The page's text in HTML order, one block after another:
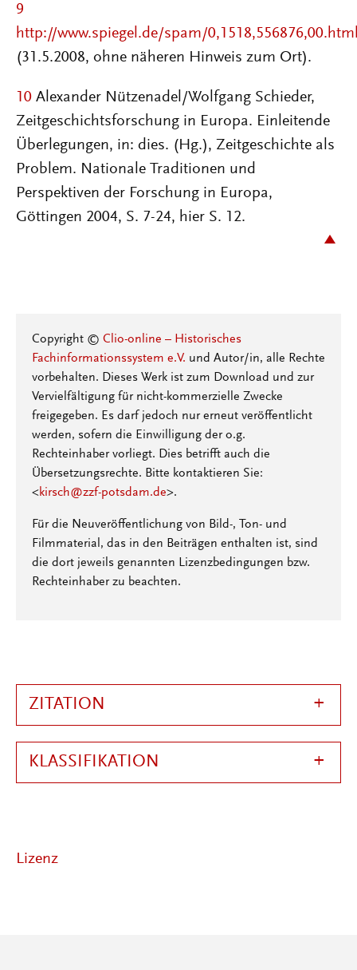
9
http://www.spiegel.de/spam/
(31.5.2008, ohne näheren Hinweis zum Ort).
10 Alexander Nützenadel/Wolfgang Schieder,
Zeitgeschichtsforschung in Europa. Einleitende
Überlegungen, in: dies. (Hg.), Zeitgeschichte als
Problem. Nationale Traditionen und
Perspektiven der Forschung in Europa,
Göttingen 2004, S. 7-24, hier S. 12.
Copyright © Clio-online – Historisches
Fachinformationssystem e.V. und Autor/in, alle Rechte
vorbehalten. Dieses Werk ist zum Download und zur
Vervielfältigung für nicht-kommerzielle Zwecke
freigegeben. Es darf jedoch nur erneut veröffentlicht
werden, sofern die Einwilligung der o.g.
Rechteinhaber vorliegt. Dies betrifft auch die
Übersetzungsrechte. Bitte kontaktieren Sie:
<kirsch@zzf-potsdam.de>.
Für die Neuveröffentlichung von Bild-, Ton- und
Filmmaterial, das in den Beiträgen enthalten ist, sind
die dort jeweils genannten Lizenzbedingungen bzw.
Rechteinhaber zu beachten.
ZITATION
KLASSIFIKATION
Lizenz